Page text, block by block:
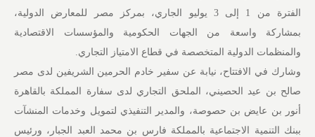
الفترة من 1 إلى 3 يوليو الجاري، بمركز مصر للمعارض الدولية،
بمشاركة واسعة من الجهات الحكومية والمؤسسات الاقتصادية
والمنظمات الدولية المتخصصة في قطاع الامتياز التجاري.
وشارك في الافتتاح، نيابة عن سفير خادم الحرمين الشريفين لدى مصر
صالح بن عيد الحصيني، الملحق التجاري لدى سفارة المملكة بالقاهرة
أنور بن عايض بن حصوصة، والمدير التنفيذي لتمويل وخدمات المنشآت
ببنك التنمية الاجتماعية بالمملكة فارس بن محمد العبد الجبار، ورئيس